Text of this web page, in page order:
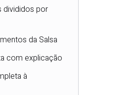
divididos por
da Salsa
com explicação
à